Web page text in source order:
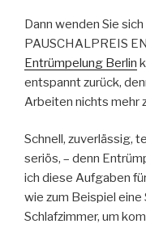
Dann wenden Sie
PAUSCHALPREIS
Entrümpelung Berlin
entspannt zurück,
Arbeiten nichts mehr
Schnell, zuverlässig,
seriös, – denn
ich diese Aufgaben
wie zum Beispiel eine
Schlafzimmer, um